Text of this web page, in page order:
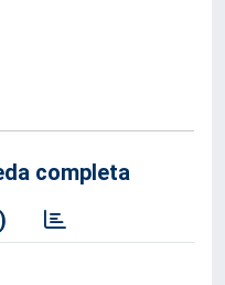
completa